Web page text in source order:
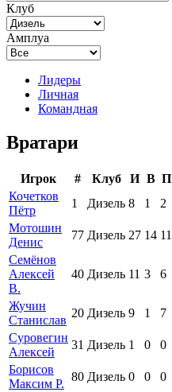
Клуб
Амплуа
Лидеры
Личная
Командная
Вратари
Игрок # Клуб И В П
Кочетков
Пётр
1 Дизель 8 1 2
Мотошин
Денис
77 Дизель 27 14 11
Семёнов
Алексей
В.
40 Дизель 11 3 6
Жучин
Станислав
20 Дизель 9 1 7
Суровегин
Алексей
31 Дизель 1 0 0
Борисов
Максим Р.
80 Дизель 0 0 0